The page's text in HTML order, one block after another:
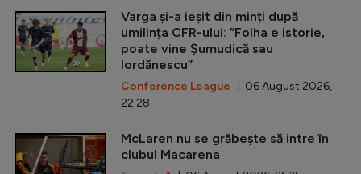
Varga și-a ieșit din minți după
umilința CFR-ului: ”Folha e istorie,
poate vine Șumudică sau
Iordănescu”
Conference League | 06 August 2026,
22:28
McLaren nu se grăbește să intre în
clubul Macarena